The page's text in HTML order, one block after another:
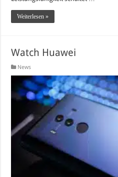
Weiterlesen »
Watch Huawei
News